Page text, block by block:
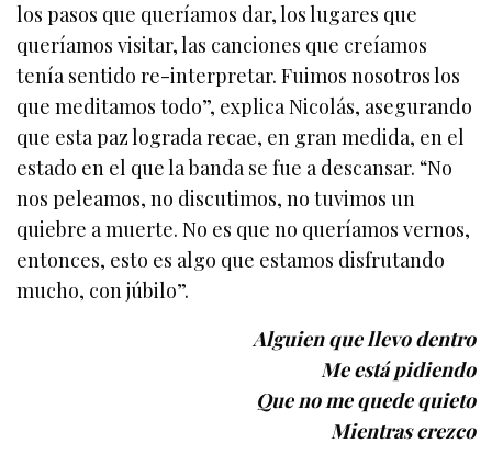
los pasos que queríamos dar, los lugares que
queríamos visitar, las canciones que creíamos
tenía sentido re-interpretar. Fuimos nosotros los
que meditamos todo”, explica Nicolás, asegurando
que esta paz lograda recae, en gran medida, en el
estado en el que la banda se fue a descansar. “No
nos peleamos, no discutimos, no tuvimos un
quiebre a muerte. No es que no queríamos vernos,
entonces, esto es algo que estamos disfrutando
mucho, con júbilo”.
Alguien que llevo dentro
Me está pidiendo
Que no me quede quieto
Mientras crezco